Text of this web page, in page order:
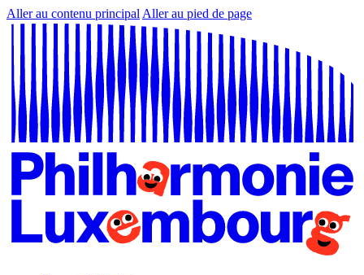
Aller au contenu principal Aller au pied de page